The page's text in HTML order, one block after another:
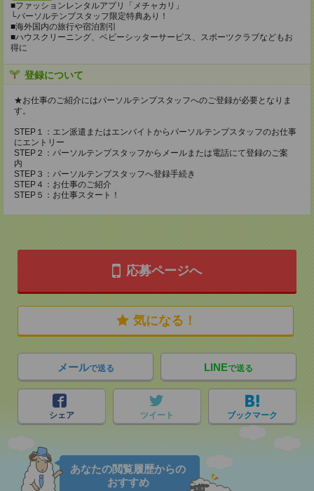
■ファッションレンタルアプリ「メチャカリ」
└パーソルテンプスタッフ限定特典あり！
■海外国内の旅行や宿泊割引
■ハウスクリーニング、ベビーシッターサービス、スポーツクラブなどもお
得に
登録について
★お仕事のご紹介にはパーソルテンプスタッフへのご登録が必要となりま
す。
STEP１：エン派遣またはエンバイトからパーソルテンプスタッフのお仕事
にエントリー
STEP２：パーソルテンプスタッフからメールまたは電話にて登録のご案
内
STEP３：パーソルテンプスタッフへ登録手続き
STEP４：お仕事のご紹介
STEP５：お仕事スタート！
応募ページへ
気になる！
メールで送る LINEで送る
シェア ツイート ブックマーク
あなたの閲覧履歴からの
おすすめ